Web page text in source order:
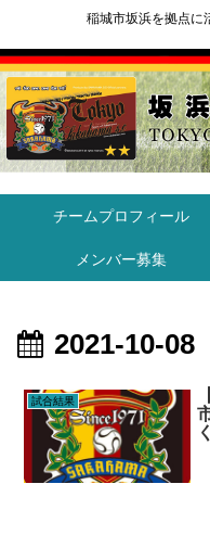
稲城市坂浜を拠点に
チームプロフィール
メンバー募集
2021-10-08
試合結果